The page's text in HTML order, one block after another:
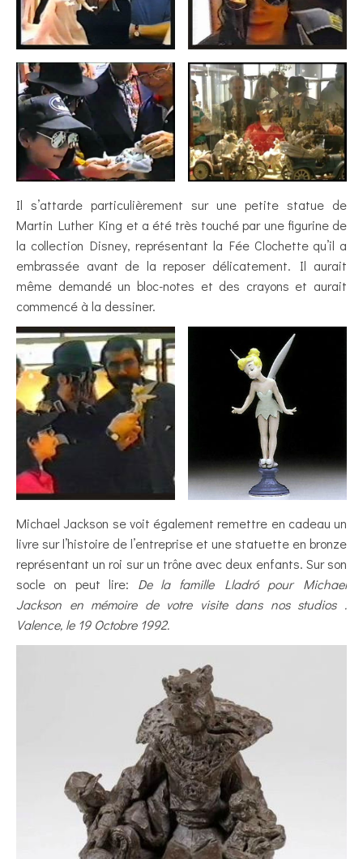
Il s’attarde particulièrement sur une petite statue de
Martin Luther King et a été très touché par une figurine de
la collection Disney, représentant la Fée Clochette qu’il a
embrassée avant de la reposer délicatement. Il aurait
même demandé un bloc-notes et des crayons et aurait
commencé à la dessiner.
Michael Jackson se voit également remettre en cadeau un
livre sur l’histoire de l’entreprise et une statuette en bronze
représentant un roi sur un trône avec deux enfants. Sur son
socle on peut lire: De la famille Lladró pour Michael
Jackson en mémoire de votre visite dans nos studios .
Valence, le 19 Octobre 1992.